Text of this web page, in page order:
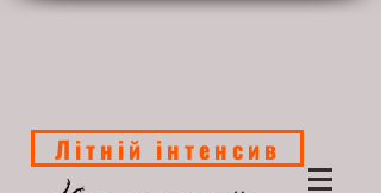
Літній інтенсив